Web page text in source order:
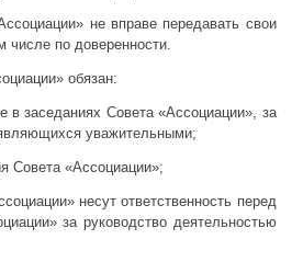
не вправе передавать свои
числе по доверенности.
обязан:
в заседаниях Совета «Ассоциации», за
уважительными;
Совета «Ассоциации»;
несут ответственность перед
за руководство деятельностью